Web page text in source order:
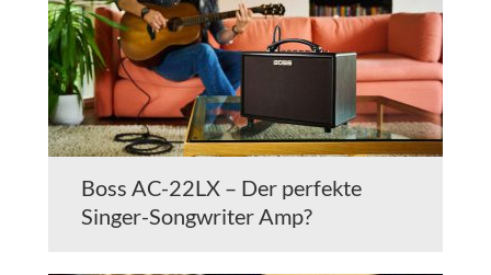
Boss AC-22LX – Der perfekte
Singer-Songwriter Amp?